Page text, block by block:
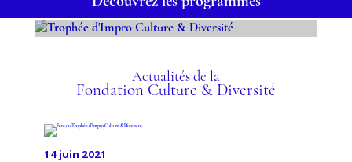
CULTURE & DIVERSITÉ
Actualités de la
Fondation Culture & Diversité
14 juin 2021